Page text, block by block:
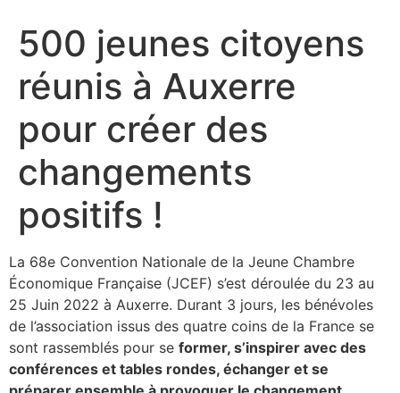
500 jeunes citoyens
réunis à Auxerre
pour créer des
changements
positifs !
La 68e Convention Nationale de la Jeune Chambre
Économique Française (JCEF) s’est déroulée du 23 au
25 Juin 2022 à Auxerre. Durant 3 jours, les bénévoles
de l’association issus des quatre coins de la France se
sont rassemblés pour se former, s’inspirer avec des
conférences et tables rondes, échanger et se